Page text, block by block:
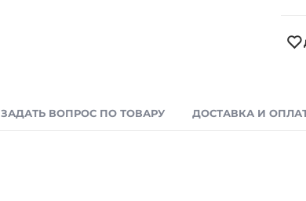
ЗАДАТЬ ВОПРОС ПО ТОВАРУ ДОСТАВКА И